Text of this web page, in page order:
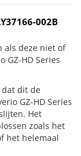
002B
als deze niet of
GZ-HD Series
dit de
GZ-HD Series
Het
zoals het
het helemaal